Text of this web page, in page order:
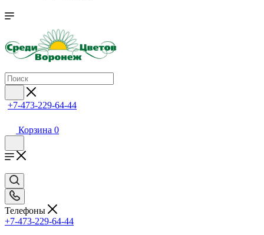
+7-473-229-64-44
Корзина 0
Телефоны
+7-473-229-64-44